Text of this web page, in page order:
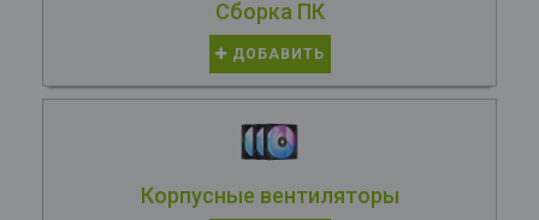
Сборка ПК
ДОБАВИТЬ
Корпусные вентиляторы